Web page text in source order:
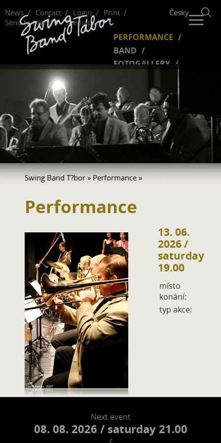
News Contact Login
Print
Send to friend
Sitemap
Česky
PERFORMANCE
BAND
FOTOGALLERY
FUNCLUB
Swing Band T?bor » Performance »
Performance
13. 06.
2026/
saturday
19.00
místo
konání:
typ akce:
Next event
08. 08. 2026 / saturday 21.00